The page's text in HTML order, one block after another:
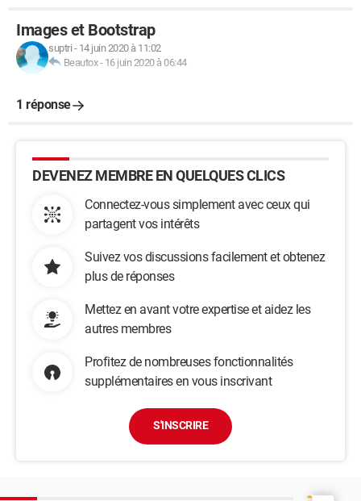
Images et Bootstrap
suptri - 14 juin 2020 à 11:02
Beautox- 16 juin 2020 à 06:44
1 réponse
DEVENEZ MEMBRE EN QUELQUES CLICS
Connectez-vous simplement avec ceux qui
partagent vos intérêts
Suivez vos discussions facilement et obtenez
plus de réponses
Mettez en avant votre expertise et aidez les
autres membres
Profitez de nombreuses fonctionnalités
supplémentaires en vous inscrivant
S'INSCRIRE